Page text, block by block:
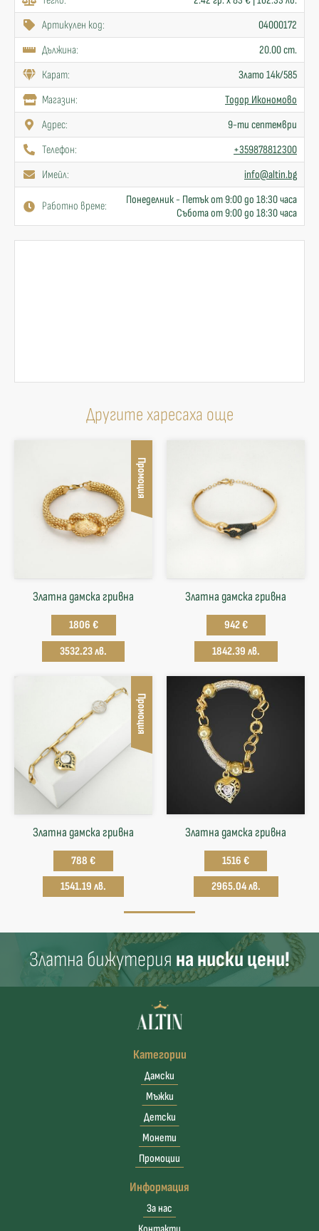
Артикулен код:
04000172
Дължина:
20.00 cm.
Карат:
Злато 14к/585
Mагазин:
Тодор Икономово
Адрес:
9-ти септември
Телефон:
+359878812300
Имейл:
info@altin.bg
Работно време:
Понеделник - Петък от 9:00 до 18:30 часа
Събота от 9:00 до 18:30 часа
Другите харесаха още
Промоция
Златна дамска гривна
1806 €
3532.23 лв.
Златна дамска гривна
942 €
1842.39 лв.
Промоция
Златна дамска гривна
788 €
1541.19 лв.
Златна дамска гривна
1516 €
2965.04 лв.
Златна бижутерия на ниски цени!
Категории
Дамски
Мъжки
Детски
Монети
Промоции
Информация
За нас